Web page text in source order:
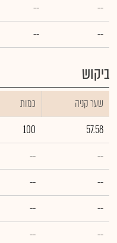
--
--
--
--
ביקוש
שער קניה כמות
57.58
100
--
--
--
--
--
--
--
--